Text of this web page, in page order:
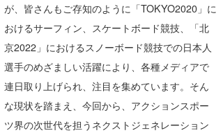
が、皆さんもご存知のように「TOKYO2020」に
おけるサーフィン、スケートボード競技、「北
京2022」におけるスノーボード競技での日本人
選手のめざましい活躍により、各種メディアで
連日取り上げられ、注目を集めています。そん
な現状を踏まえ、今回から、アクションスポー
ツ界の次世代を担うネクストジェネレーション